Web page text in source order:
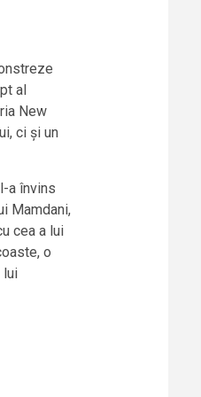
al
New
ci și un
a învins
Mamdani,
cea a lui
o
lui